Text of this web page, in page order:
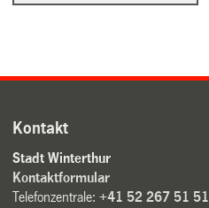
Kontakt
Stadt Winterthur
Kontaktformular
Telefonzentrale:+41 52 267 51 51